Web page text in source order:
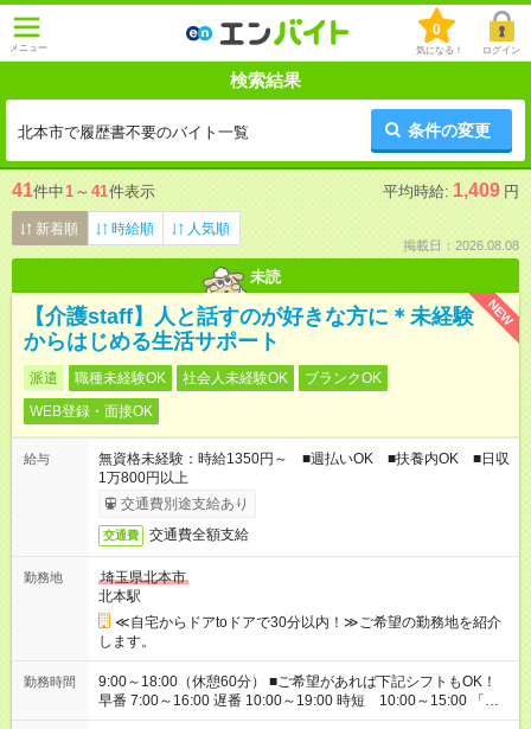
メニュー
0
気になる！ ログイン
検索結果
北本市で履歴書不要のバイト一覧 条件の変更
41件中1 ～ 41件表示 平均時給: 1,409 円
新着順 時給順 人気順
掲載日：2026.08.08
未読
NEW
【介護staff】人と話すのが好きな方に＊未経験
からはじめる生活サポート
派遣 職種未経験OK 社会人未経験OK
ブランクOK
WEB登録・面接OK
給与
無資格未経験：時給1350円～ ■週払いOK ■扶養内OK ■日収
1万800円以上
交通費別途支給あり
交通費 交通費全額支給
勤務地
埼玉県北本市
北本駅
≪自宅からドアtoドアで30分以内！≫ご希望の勤務地を紹介
します。
勤務時間
9:00～18:00（休憩60分） ■ご希望があれば下記シフトもOK！
早番 7:00～16:00 遅番 10:00～19:00 時短 10:00～15:00 「家
族と休みを合わせたい」 「余裕を持って夕飯の準備がしたい」